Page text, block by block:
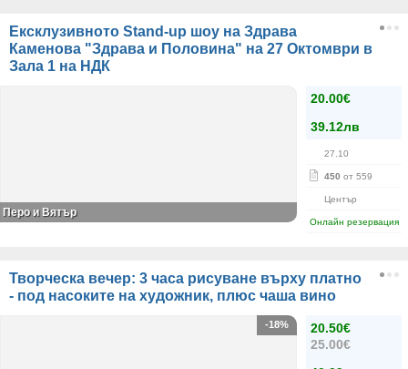
Ексклузивното Stand-up шоу на Здрава
Каменова "Здрава и Половина" на 27 Октомври в
Зала 1 на НДК
20.00€
39.12лв
27.10
450 от 559
Център
Онлайн резервация
Перо и Вятър
Творческа вечер: 3 часа рисуване върху платно
- под насоките на художник, плюс чаша вино
20.50€
25.00€
-18%